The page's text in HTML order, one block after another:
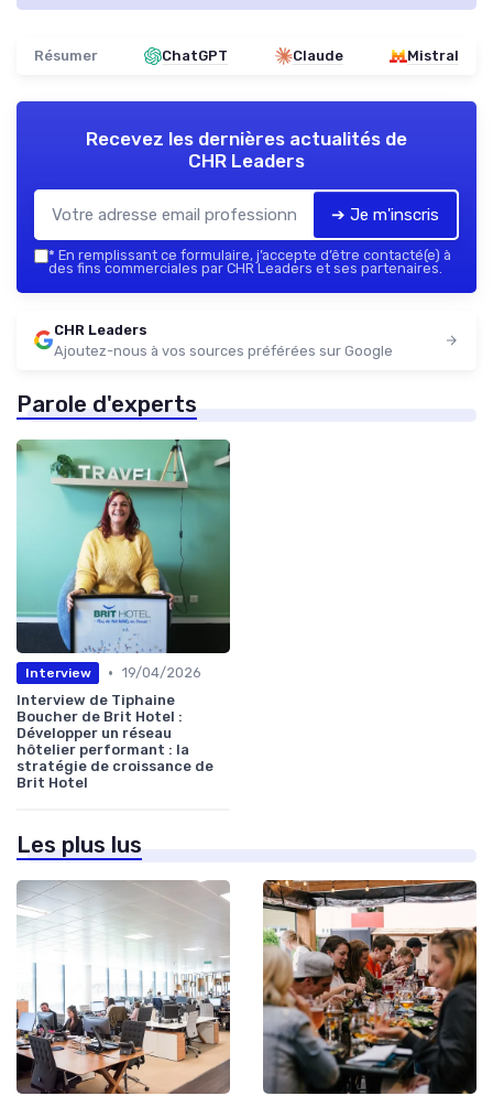
Résumer ChatGPT Claude Mistral
Recevez les dernières actualités de
CHR Leaders
➔ Je m'inscris
* En remplissant ce formulaire, j’accepte d’être contacté(e) à
des fins commerciales par CHR Leaders et ses partenaires.
CHR Leaders
Ajoutez-nous à vos sources préférées sur Google
Parole d'experts
Interview • 19/04/2026
Interview de Tiphaine
Boucher de Brit Hotel :
Développer un réseau
hôtelier performant : la
stratégie de croissance de
Brit Hotel
Les plus lus